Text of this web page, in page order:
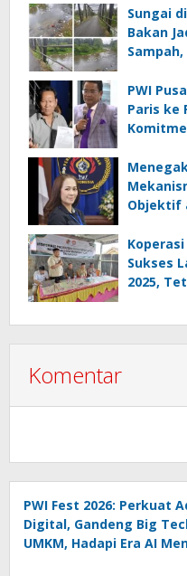
Sungai
Bakan
PWI
Paris ke
Objektif
Sukses
2025,
Komentar
PWI Fest 2026: Perkuat
Digital, Gandeng Big
UMKM, Hadapi Era AI